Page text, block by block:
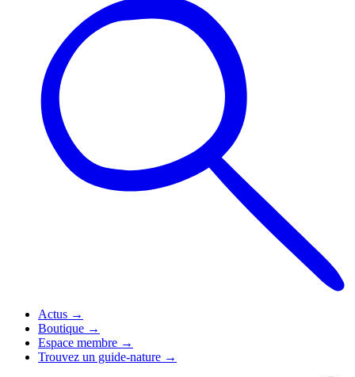
Actus →
Boutique →
Espace membre →
Trouvez un guide-nature →